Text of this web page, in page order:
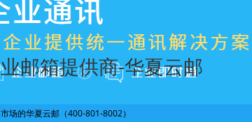
邮箱提供商-华夏云邮
场的华夏云邮（400-801-8002）